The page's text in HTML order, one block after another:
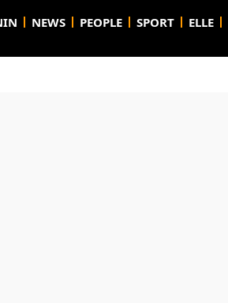
NEWS PEOPLE SPORT ELLE